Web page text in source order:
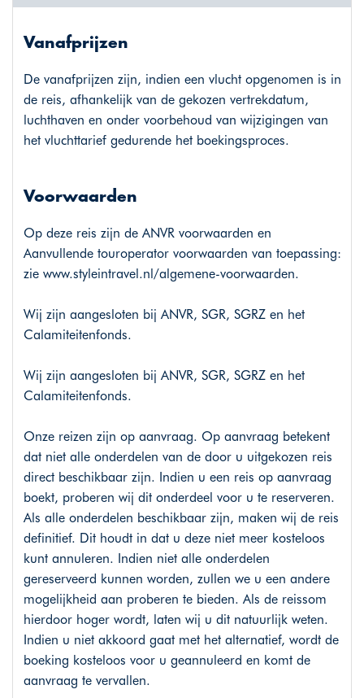
Vanafprijzen
De vanafprijzen zijn, indien een vlucht opgenomen is in
de reis, afhankelijk van de gekozen vertrekdatum,
luchthaven en onder voorbehoud van wijzigingen van
het vluchttarief gedurende het boekingsproces.
Voorwaarden
Op deze reis zijn de ANVR voorwaarden en
Aanvullende touroperator voorwaarden van toepassing:
zie www.styleintravel.nl/algemene-voorwaarden.
Wij zijn aangesloten bij ANVR, SGR, SGRZ en het
Calamiteitenfonds.
Wij zijn aangesloten bij ANVR, SGR, SGRZ en het
Calamiteitenfonds.
Onze reizen zijn op aanvraag. Op aanvraag betekent
dat niet alle onderdelen van de door u uitgekozen reis
direct beschikbaar zijn. Indien u een reis op aanvraag
boekt, proberen wij dit onderdeel voor u te reserveren.
Als alle onderdelen beschikbaar zijn, maken wij de reis
definitief. Dit houdt in dat u deze niet meer kosteloos
kunt annuleren. Indien niet alle onderdelen
gereserveerd kunnen worden, zullen we u een andere
mogelijkheid aan proberen te bieden. Als de reissom
hierdoor hoger wordt, laten wij u dit natuurlijk weten.
Indien u niet akkoord gaat met het alternatief, wordt de
boeking kosteloos voor u geannuleerd en komt de
aanvraag te vervallen.